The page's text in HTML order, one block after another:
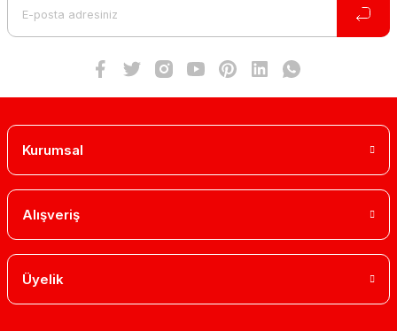
Kurumsal
Alışveriş
Üyelik